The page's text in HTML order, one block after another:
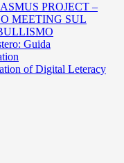
PROJECT –
MEETING SUL
Guida
of Digital Leteracy